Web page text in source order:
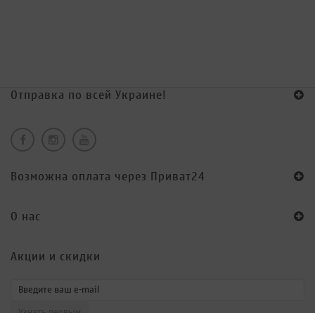
Отправка по всей Украине!
Возможна оплата через Приват24
O нас
Акции и скидки